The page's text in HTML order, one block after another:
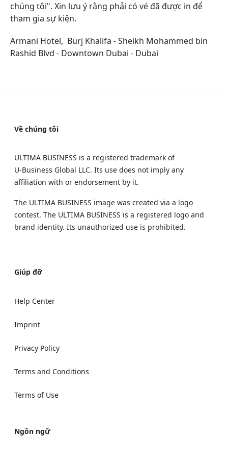
chúng tôi". Xin lưu ý rằng phải có vé đã được in để
tham gia sự kiện.
Armani Hotel, Burj Khalifa - Sheikh Mohammed bin
Rashid Blvd - Downtown Dubai - Dubai
Về chúng tôi
ULTIMA BUSINESS is a registered trademark of
U‑Business Global LLC. Its use does not imply any
affiliation with or endorsement by it.
The ULTIMA BUSINESS image was created via a logo
contest. The ULTIMA BUSINESS is a registered logo and
brand identity. Its unauthorized use is prohibited.
Giúp đỡ
Help Center
Imprint
Privacy Policy
Terms and Conditions
Terms of Use
Ngôn ngữ